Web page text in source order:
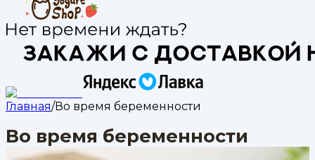
Главная/Во время беременности
Во время беременности